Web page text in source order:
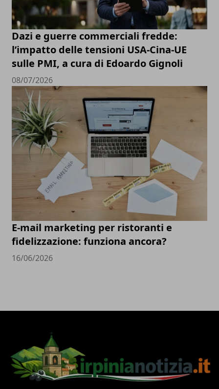
Dazi e guerre commerciali fredde:
l’impatto delle tensioni USA-Cina-UE
sulle PMI, a cura di Edoardo Gignoli
08/07/2026
E-mail marketing per ristoranti e
fidelizzazione: funziona ancora?
16/06/2026